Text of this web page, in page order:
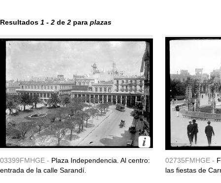
Resultados 1 - 2 de 2 para plazas
03399FMHGE - Plaza Independencia. Al centro:
entrada de la calle Sarandí.
02735FMHGE -
las fiestas de